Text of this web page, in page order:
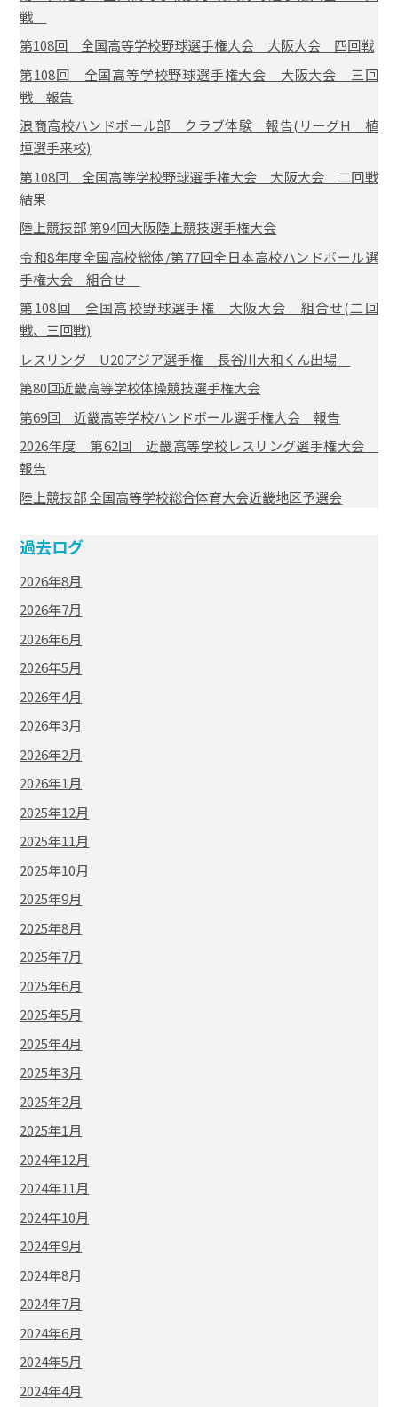
戦
第108回 全国高等学校野球選手権大会 大阪大会 四回戦
第108回 全国高等学校野球選手権大会 大阪大会 三回
戦 報告
浪商高校ハンドボール部 クラブ体験 報告(リーグH 植
垣選手来校)
第108回 全国高等学校野球選手権大会 大阪大会 二回戦
結果
陸上競技部 第94回大阪陸上競技選手権大会
令和8年度全国高校総体/第77回全日本高校ハンドボール選
手権大会 組合せ
第108回 全国高校野球選手権 大阪大会 組合せ(二回
戦、三回戦)
レスリング U20アジア選手権 長谷川大和くん出場
第80回近畿高等学校体操競技選手権大会
第69回 近畿高等学校ハンドボール選手権大会 報告
2026年度 第62回 近畿高等学校レスリング選手権大会
報告
陸上競技部 全国高等学校総合体育大会近畿地区予選会
過去ログ
2026年8月
2026年7月
2026年6月
2026年5月
2026年4月
2026年3月
2026年2月
2026年1月
2025年12月
2025年11月
2025年10月
2025年9月
2025年8月
2025年7月
2025年6月
2025年5月
2025年4月
2025年3月
2025年2月
2025年1月
2024年12月
2024年11月
2024年10月
2024年9月
2024年8月
2024年7月
2024年6月
2024年5月
2024年4月